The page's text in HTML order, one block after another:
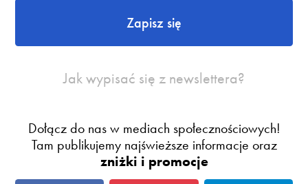
Zapisz się
Jak wypisać się z newslettera?
Dołącz do nas w mediach społecznościowych!
Tam publikujemy najświeższe informacje oraz
zniżki i promocje